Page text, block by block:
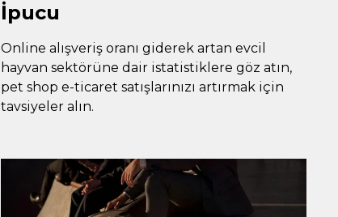
İpucu
Online alışveriş oranı giderek artan evcil
hayvan sektörüne dair istatistiklere göz atın,
pet shop e-ticaret satışlarınızı artırmak için
tavsiyeler alın.